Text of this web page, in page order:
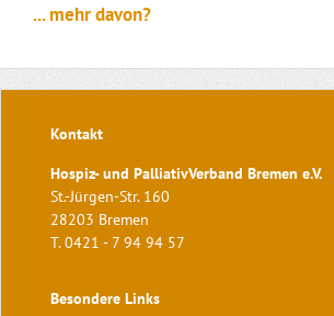
... mehr davon?
Kontakt
Hospiz- und PalliativVerband Bremen e.V.
St.-Jürgen-Str. 160
28203 Bremen
T. 0421 - 7 94 94 57
Besondere Links